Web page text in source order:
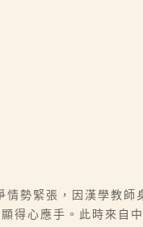
勢緊張，因漢學教
得心應手。此時來自